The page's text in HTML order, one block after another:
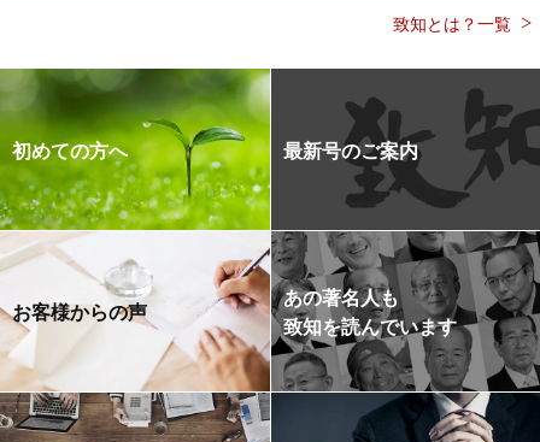
致知とは？一覧
初めての方へ 最新号のご案内
お客様からの声
あの著名人も
致知を読んでいます